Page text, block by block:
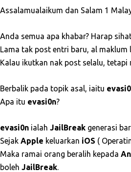
Assalamualaikum dan Salam 1
Anda semua apa khabar? Harap
Lama tak post entri baru, al maklum
Kalau ikutkan nak post selalu, tetapi
Berbalik pada topik asal, iaitu
Apa itu evasi0n?
evasi0n ialah JailBreak generasi
Sejak Apple keluarkan iOS (
Maka ramai orang beralih kepada
boleh JailBreak